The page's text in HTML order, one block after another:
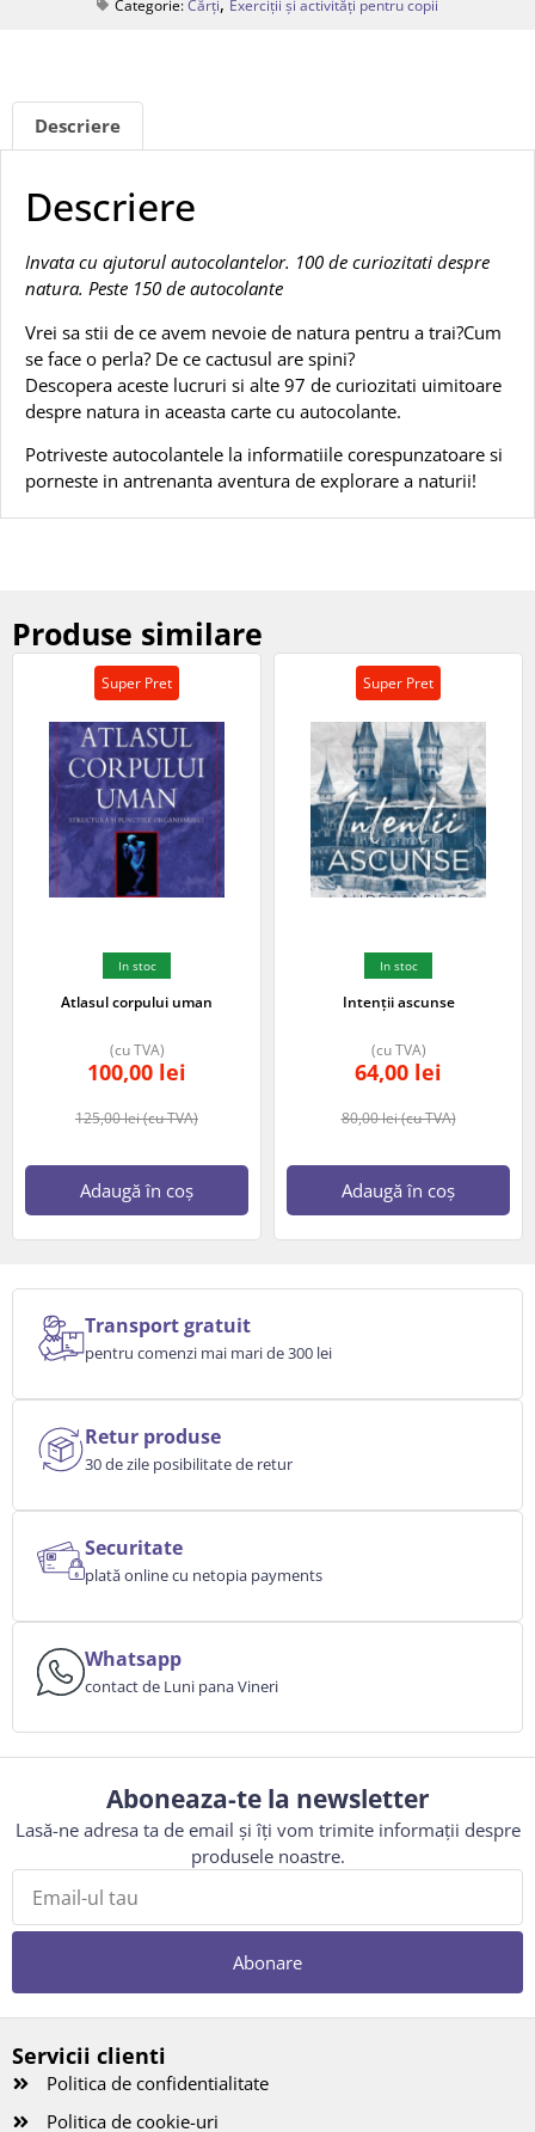
Categorie:Cărți Exerciții și activități pentru copii
Descriere
Descriere
Invata cu ajutorul autocolantelor. 100 de curiozitati despre
natura. Peste 150 de autocolante
Vrei sa stii de ce avem nevoie de natura pentru a trai?Cum
se face o perla? De ce cactusul are spini?
Descopera aceste lucruri si alte 97 de curiozitati uimitoare
despre natura in aceasta carte cu autocolante.
Potriveste autocolantele la informatiile corespunzatoare si
porneste in antrenanta aventura de explorare a naturii!
Produse similare
Super Pret
In stoc
Atlasul corpului uman
125,00lei(cu TVA)
100,00 lei
(cu TVA)
Adaugă în coș
Super Pret
In stoc
Intenții ascunse
80,00lei(cu TVA)
64,00 lei
(cu TVA)
Adaugă în coș
Transport gratuit
pentru comenzi mai mari de 300 lei
Retur produse
30 de zile posibilitate de retur
Securitate
plată online cu netopia payments
Whatsapp
contact de Luni pana Vineri
Aboneaza-te la newsletter
Lasă-ne adresa ta de email și îți vom trimite informații despre
produsele noastre.
Abonare
Servicii clienti
Politica de confidentialitate
Politica de cookie-uri